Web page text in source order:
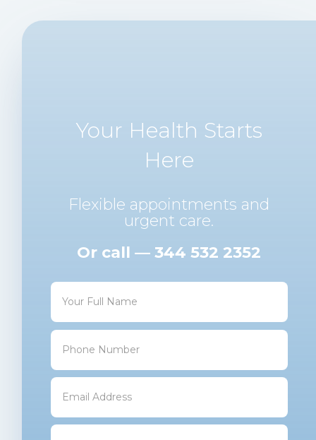
Your Health Starts
Here
Flexible appointments and
urgent care.
Or call — 344 532 2352